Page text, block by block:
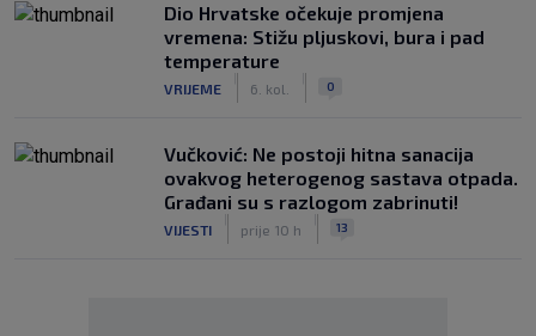
Dio Hrvatske očekuje promjena
vremena: Stižu pljuskovi, bura i pad
temperature
VRIJEME 6. kol. 0
Vučković: Ne postoji hitna sanacija
ovakvog heterogenog sastava otpada.
Građani su s razlogom zabrinuti!
VIJESTI prije 10 h 13